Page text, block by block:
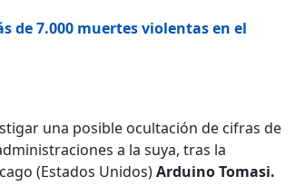
de 7.000 muertes violentas en el
una posible ocultación de cifras de
a la suya, tras la
(Estados Unidos)Arduino Tomasi.